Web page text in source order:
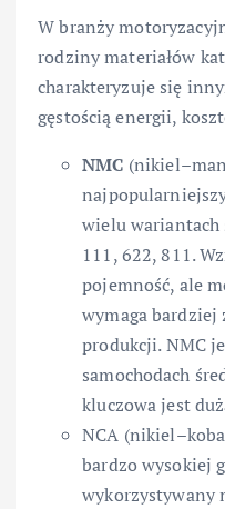
W branży
rodziny materiałów
charakteryzuje się
gęstością energii,
NMC
wielu
111, 622, 811.
pojemność, ale
wymaga bardziej
produkcji. NMC
samochodach
kluczowa jest
NCA
bardzo wysokiej
wykorzystywany